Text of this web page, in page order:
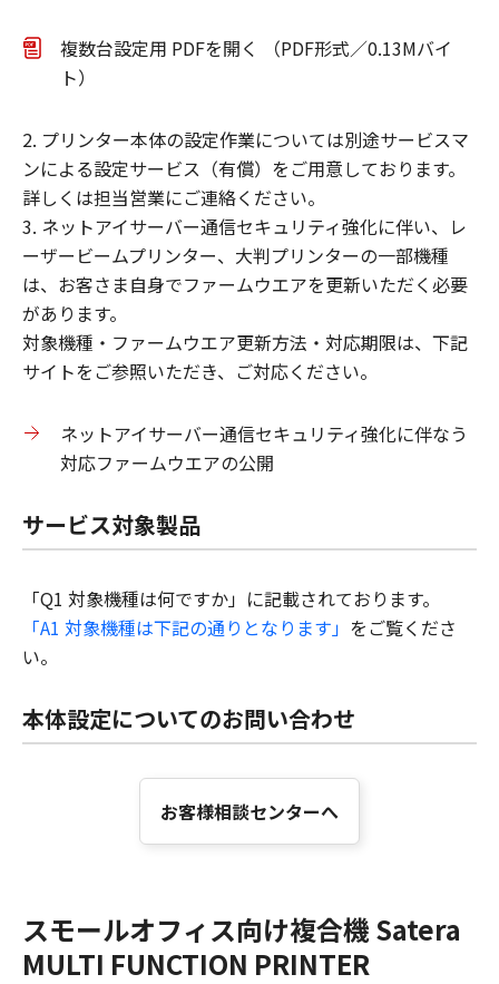
複数台設定用 PDFを開く （PDF形式／0.13Mバイ
ト）
2. プリンター本体の設定作業については別途サービスマ
ンによる設定サービス（有償）をご用意しております。
詳しくは担当営業にご連絡ください。
3. ネットアイサーバー通信セキュリティ強化に伴い、レ
ーザービームプリンター、大判プリンターの一部機種
は、お客さま自身でファームウエアを更新いただく必要
があります。
対象機種・ファームウエア更新方法・対応期限は、下記
サイトをご参照いただき、ご対応ください。
ネットアイサーバー通信セキュリティ強化に伴なう
対応ファームウエアの公開
サービス対象製品
「Q1 対象機種は何ですか」に記載されております。
「A1 対象機種は下記の通りとなります」 をご覧くださ
い。
本体設定についてのお問い合わせ
お客様相談センターへ
スモールオフィス向け複合機 Satera
MULTI FUNCTION PRINTER